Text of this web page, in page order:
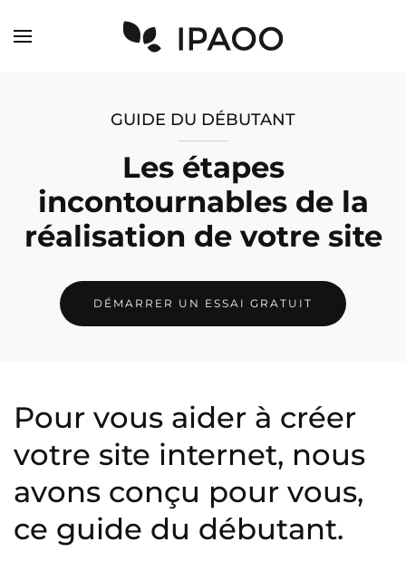
Skip to main content
GUIDE DU DÉBUTANT
Les étapes
incontournables de la
réalisation de votre site
DÉMARRER UN ESSAI GRATUIT
Pour vous aider à créer
votre site internet, nous
avons conçu pour vous,
ce guide du débutant.